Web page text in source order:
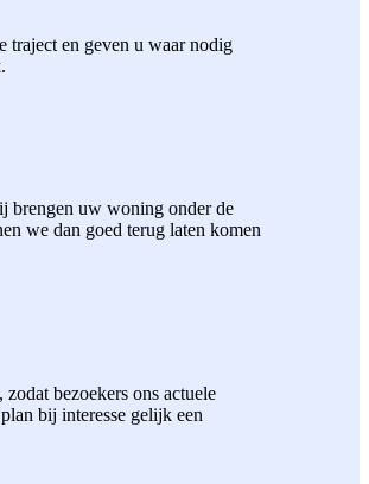
traject en geven u waar nodig
brengen uw woning onder de
we dan goed terug laten komen
bezoekers ons actuele
bij interesse gelijk een